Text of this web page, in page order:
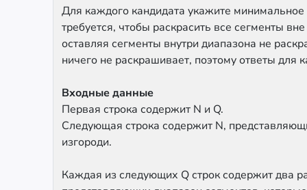
Для каждого кандидата укажите минимальное
требуется, чтобы раскрасить все сегменты
оставляя сегменты внутри диапазона не
ничего не раскрашивает, поэтому ответы
Входные данные
Первая строка содержит N и Q.
Следующая строка содержит N,
изгороди.
Каждая из следующих Q строк содержит два